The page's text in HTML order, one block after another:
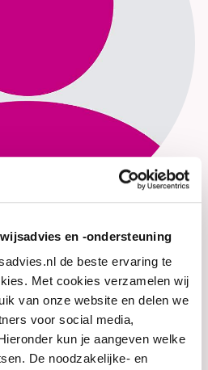
en -ondersteuning
de beste ervaring te
Met cookies verzamelen wij
van onze website en delen we
voor social media,
kun je aangeven welke
De noodzakelijke- en